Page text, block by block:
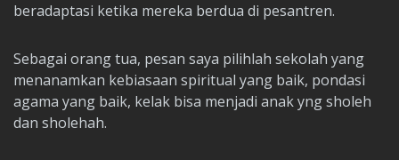
beradaptasi ketika mereka berdua di pesantren.
Sebagai orang tua, pesan saya pilihlah sekolah yang
menanamkan kebiasaan spiritual yang baik, pondasi
agama yang baik, kelak bisa menjadi anak yng sholeh
dan sholehah.